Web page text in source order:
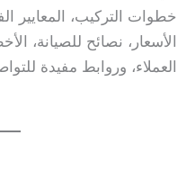
خطوات التركيب، المعايير
الأسعار، نصائح للصيانة،
العملاء، وروابط مفيدة